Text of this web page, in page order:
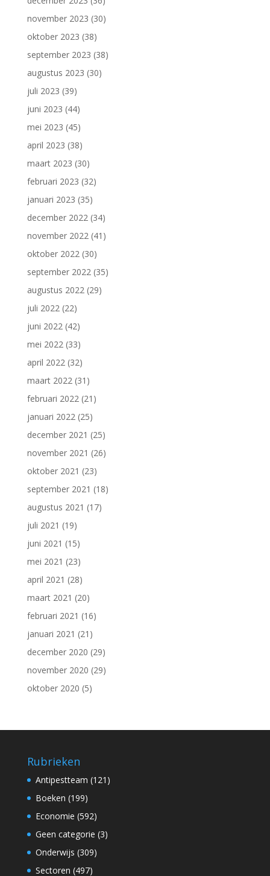
november 2023 (30)
oktober 2023 (38)
september 2023 (38)
augustus 2023 (30)
juli 2023 (39)
juni 2023 (44)
mei 2023 (45)
april 2023 (38)
maart 2023 (30)
februari 2023 (32)
januari 2023 (35)
december 2022(34)
november 2022(41)
oktober 2022(30)
september 2022(35)
augustus 2022(29)
juli 2022(22)
juni 2022(42)
mei 2022(33)
april 2022(32)
maart 2022(31)
februari 2022(21)
januari 2022(25)
december 2021 (25)
november 2021 (26)
oktober 2021 (23)
september 2021 (18)
augustus 2021 (17)
juli 2021 (19)
juni 2021 (15)
mei 2021 (23)
april 2021 (28)
maart 2021 (20)
februari 2021 (16)
januari 2021 (21)
december 2020 (29)
november 2020 (29)
oktober 2020 (5)
Rubrieken
Antipestteam (121)
Boeken (199)
Economie (592)
Geen categorie (3)
Onderwijs (309)
Sectoren (497)